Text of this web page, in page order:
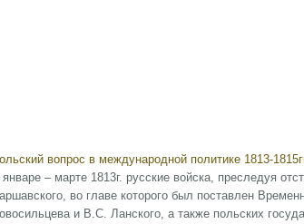
вопрос в международной политике 1813-
январе – марте 1813г. русские войска, преследуя
во главе которого был поставлен
и В.С. Ланского, а также польских